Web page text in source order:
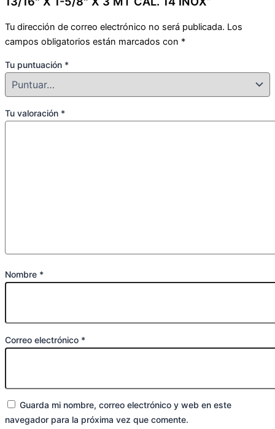
Tu dirección de correo electrónico no será publicada. Los
campos obligatorios están marcados con *
Tu puntuación *
Tu valoración *
Nombre *
Correo electrónico *
Guarda mi nombre, correo electrónico y web en este
navegador para la próxima vez que comente.